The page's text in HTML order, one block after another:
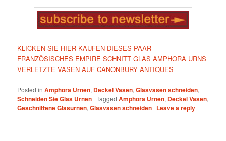
KLICKEN SIE HIER KAUFEN DIESES PAAR
FRANZÖSISCHES EMPIRE SCHNITT GLAS AMPHORA URNS
VERLETZTE VASEN AUF CANONBURY ANTIQUES
Posted in Amphora Urnen, Deckel Vasen,Glasvasen schneiden,
Schneiden Sie Glas Urnen |Tagged Amphora Urnen, Deckel Vasen,
Geschnittene Glasurnen,Glasvasen schneiden | Leave a reply